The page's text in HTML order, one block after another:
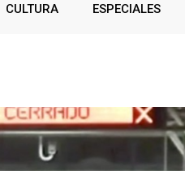
CULTURA ESPECIALES